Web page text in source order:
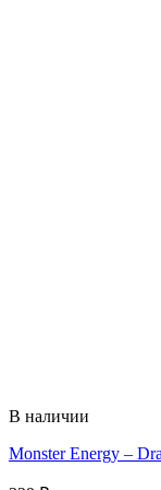
В наличии
Monster Energy –